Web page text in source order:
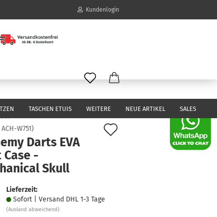
Kundenlogin
vergessen?
TASCHEN ETUIS NEUE ARTIKEL SALES
WEITERE
ACH-W751)
Darts EVA
Case -
Skull
Lieferzeit:
Sofort | Versand DHL 1-3 Tage
(Ausland abweichend)